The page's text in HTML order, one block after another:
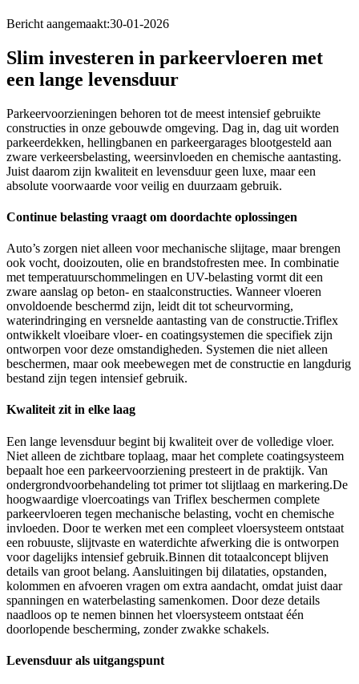
Bericht aangemaakt:30-01-2026
Slim investeren in parkeervloeren met
een lange levensduur
Parkeervoorzieningen behoren tot de meest intensief gebruikte
constructies in onze gebouwde omgeving. Dag in, dag uit worden
parkeerdekken, hellingbanen en parkeergarages blootgesteld aan
zware verkeersbelasting, weersinvloeden en chemische aantasting.
Juist daarom zijn kwaliteit en levensduur geen luxe, maar een
absolute voorwaarde voor veilig en duurzaam gebruik.
Continue belasting vraagt om doordachte oplossingen
Auto’s zorgen niet alleen voor mechanische slijtage, maar brengen
ook vocht, dooizouten, olie en brandstofresten mee. In combinatie
met temperatuurschommelingen en UV-belasting vormt dit een
zware aanslag op beton- en staalconstructies. Wanneer vloeren
onvoldoende beschermd zijn, leidt dit tot scheurvorming,
waterindringing en versnelde aantasting van de constructie.Triflex
ontwikkelt vloeibare vloer- en coatingsystemen die specifiek zijn
ontworpen voor deze omstandigheden. Systemen die niet alleen
beschermen, maar ook meebewegen met de constructie en langdurig
bestand zijn tegen intensief gebruik.
Kwaliteit zit in elke laag
Een lange levensduur begint bij kwaliteit over de volledige vloer.
Niet alleen de zichtbare toplaag, maar het complete coatingsysteem
bepaalt hoe een parkeervoorziening presteert in de praktijk. Van
ondergrondvoorbehandeling tot primer tot slijtlaag en markering.De
hoogwaardige vloercoatings van Triflex beschermen complete
parkeervloeren tegen mechanische belasting, vocht en chemische
invloeden. Door te werken met een compleet vloersysteem ontstaat
een robuuste, slijtvaste en waterdichte afwerking die is ontworpen
voor dagelijks intensief gebruik.Binnen dit totaalconcept blijven
details van groot belang. Aansluitingen bij dilataties, opstanden,
kolommen en afvoeren vragen om extra aandacht, omdat juist daar
spanningen en waterbelasting samenkomen. Door deze details
naadloos op te nemen binnen het vloersysteem ontstaat één
doorlopende bescherming, zonder zwakke schakels.
Levensduur als uitgangspunt